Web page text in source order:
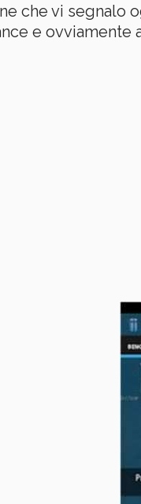
che vi segnalo
e ovviamente